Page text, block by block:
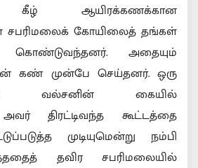
கீழ் ஆயிரக்கணக்கான
சபரிமலைக் கோயிலைத் தங்கள்
கொண்டுவந்தனர். அதையும்
கண் முன்பே செய்தனர். ஒரு
வல்சனின் கையில்
அவர் திரட்டிவந்த கூட்டத்தை
முடியுமென்று நம்பி
தவிர சபரிமலையில்